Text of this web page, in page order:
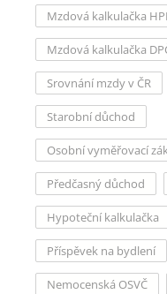
Mzdová kalkulačka
Mzdová kalkulačka
Srovnání mzdy v ČR
Starobní důchod
Osobní vyměřovací
Předčasný důchod
Hypoteční kalkulačka
Příspěvek na bydlení
Nemocenská OSVČ